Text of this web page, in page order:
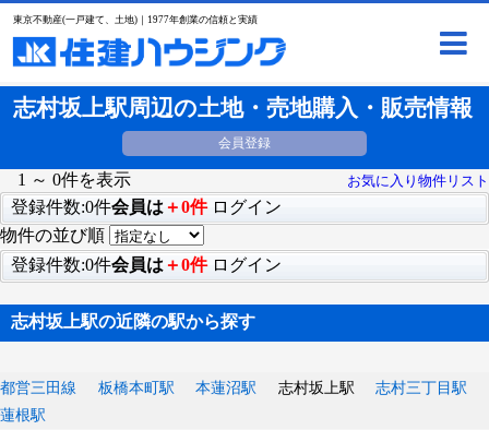
東京不動産(一戸建て、土地)｜1977年創業の信頼と実績
志村坂上駅周辺の土地・売地購入・販売情報
会員登録
1 ～ 0件を表示 お気に入り物件リスト
登録件数:0件会員は ＋0件 ログイン
物件の並び順
登録件数:0件会員は ＋0件 ログイン
志村坂上駅の近隣の駅から探す
都営三田線 板橋本町駅 本蓮沼駅 志村坂上駅
志村三丁目駅
蓮根駅